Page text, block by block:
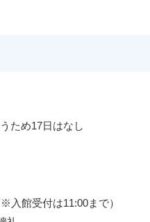
ため17日はなし
入館受付は11:00まで）